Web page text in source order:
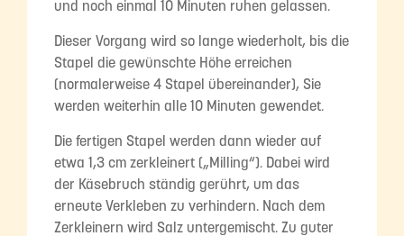
und noch einmal 10 Minuten ruhen gelassen.
Dieser Vorgang wird so lange wiederholt, bis die
Stapel die gewünschte Höhe erreichen
(normalerweise 4 Stapel übereinander), Sie
werden weiterhin alle 10 Minuten gewendet.
Die fertigen Stapel werden dann wieder auf
etwa 1,3 cm zerkleinert („Milling“). Dabei wird
der Käsebruch ständig gerührt, um das
erneute Verkleben zu verhindern. Nach dem
Zerkleinern wird Salz untergemischt. Zu guter